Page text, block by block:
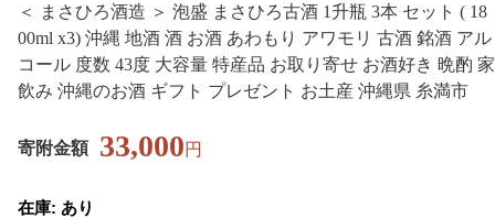
＜ まさひろ酒造 ＞ 泡盛 まさひろ古酒 1升瓶 3本 セット ( 18
00ml x3) 沖縄 地酒 酒 お酒 あわもり アワモリ 古酒 銘酒 アル
コール 度数 43度 大容量 特産品 お取り寄せ お酒好き 晩酌 家
飲み 沖縄のお酒 ギフト プレゼント お土産 沖縄県 糸満市
寄附金額 33,000円
在庫: あり